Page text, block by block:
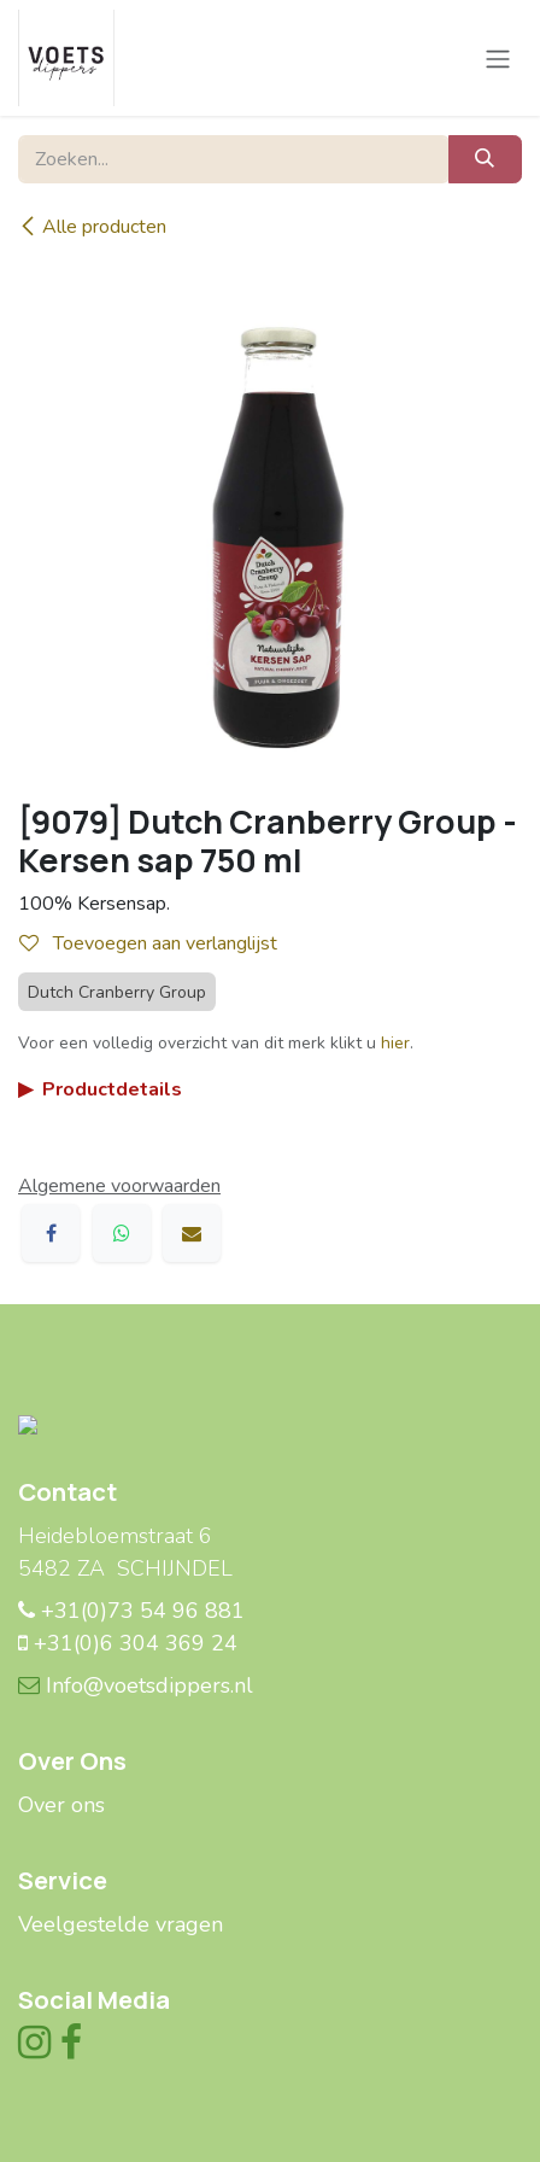
Overslaan naar inhoud
Alle producten
[9079] Dutch Cranberry Group -
Kersen sap 750 ml
100% Kersensap.
Toevoegen aan verlanglijst
Dutch Cranberry Group
Voor een volledig overzicht van dit merk klikt u hier.
▶ Productdetails
Algemene voorwaarden
Contact
Heidebloemstraat 6
5482 ZA SCHIJNDEL
+31(0)73 54 96 881
+31(0)6 304 369 24
Info@voetsdippers.nl
Over Ons
Over ons
Service
Veelgestelde ​​vragen
Social Media